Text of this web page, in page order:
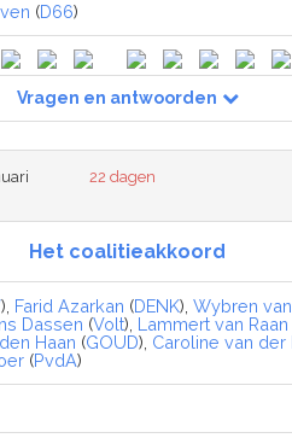
(D66)
Vragen en antwoorden
22 dagen
Het coalitieakkoord
), Farid Azarkan (DENK), Wybren
Dassen (Volt), Lammert van Raan
Haan (GOUD), Caroline van der
(PvdA)